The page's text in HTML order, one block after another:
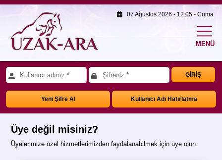
07 Ağustos 2026 - 12:05 - Cuma
MENÜ
GİRİŞ
Yeni Şifre Al Kullanıcı Adı Hatırlatma
Üye değil misiniz?
Üyelerimize özel hizmetlerimizden faydalanabilmek için üye olun.